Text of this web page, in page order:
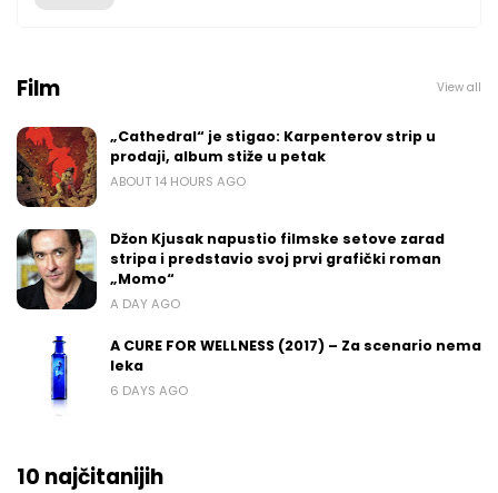
Film View all
„Cathedral“ je stigao: Karpenterov strip u
prodaji, album stiže u petak
ABOUT 14 HOURS AGO
Džon Kjusak napustio filmske setove zarad
stripa i predstavio svoj prvi grafički roman
„Momo“
A DAY AGO
A CURE FOR WELLNESS (2017) – Za scenario nema
leka
6 DAYS AGO
10 najčitanijih